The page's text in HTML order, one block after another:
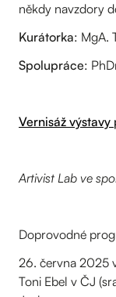
někdy navzdory
Kurátorka: MgA.
Spolupráce:
Vernisáž výstavy
Artivist Lab ve
Doprovodné
26. června 2025
Toni Ebel v ČJ